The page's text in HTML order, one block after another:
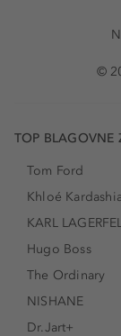
©
TOP BLAGOVNE
Tom Ford
Khloé
KARL
Hugo Boss
The Ordinary
NISHANE
Dr.Jart+